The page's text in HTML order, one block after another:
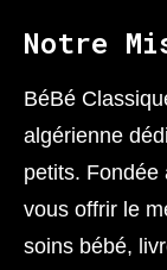
Notre
BéBé
algérienne
petits. Fondée
vous offrir le
soins bébé,